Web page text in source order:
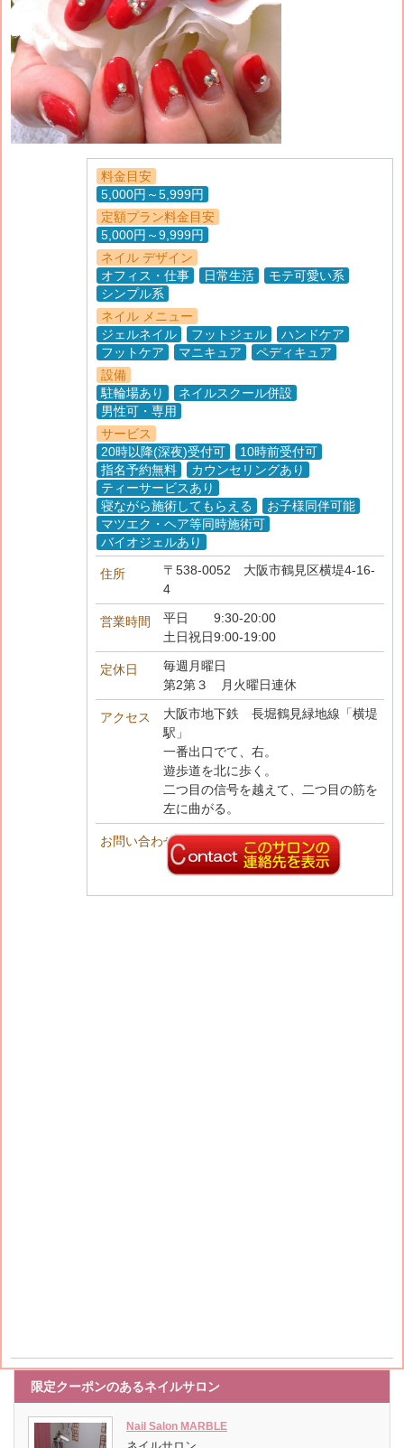
料金目安
5,000円～5,999円
定額プラン料金目安
5,000円～9,999円
ネイル デザイン
オフィス・仕事
日常生活
モテ可愛い系
シンプル系
ネイル メニュー
ジェルネイル
フットジェル
ハンドケア
フットケア
マニキュア
ペディキュア
設備
駐輪場あり
ネイルスクール併設
男性可・専用
サービス
20時以降(深夜)受付可
10時前受付可
指名予約無料
カウンセリングあり
ティーサービスあり
寝ながら施術してもらえる
お子様同伴可能
マツエク・ヘア等同時施術可
バイオジェルあり
住所 〒538-0052 大阪市鶴見区横堤4-16-
4
営業時間
平日 9:30-20:00
土日祝日9:00-19:00
定休日
毎週月曜日
第2第３ 月火曜日連休
アクセス
大阪市地下鉄 長堀鶴見緑地線「横堤
駅」
一番出口でて、右。
遊歩道を北に歩く。
二つ目の信号を越えて、二つ目の筋を
左に曲がる。
お問い合わせ先
限定クーポンのあるネイルサロン
Nail Salon MARBLE